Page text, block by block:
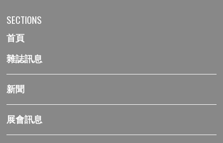
SECTIONS
首頁
雜誌訊息
新聞
展會訊息